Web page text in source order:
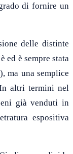
di fornire un
delle distinte
ed è sempre stata
ma una semplice
altri termini nel
già venduti in
espositiva